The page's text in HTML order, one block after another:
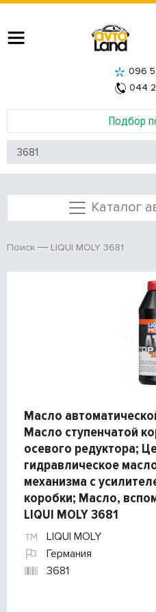
Подбор
096
044
Каталог
Поиск LIQUI MOLY 3681
Масло
Масло ступенчатой
осевого редуктора;
гидравлическое
механизма с
коробки; Масло,
LIQUI MOLY 3681
LIQUI MOLY
Германия
3681